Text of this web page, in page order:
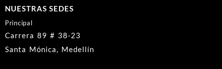
NUESTRAS SEDES
Principal
Carrera 89 # 38-23
Santa Mónica, Medellín